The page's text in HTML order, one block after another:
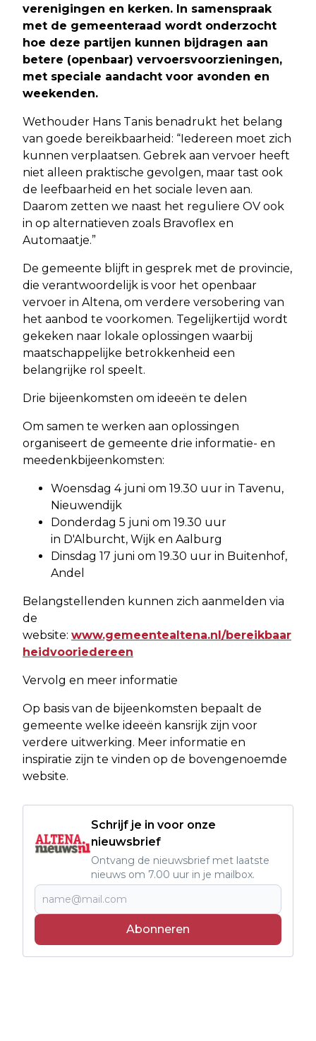
verenigingen en kerken. In samenspraak
met de gemeenteraad wordt onderzocht
hoe deze partijen kunnen bijdragen aan
betere (openbaar) vervoersvoorzieningen,
met speciale aandacht voor avonden en
weekenden.
Wethouder Hans Tanis benadrukt het belang
van goede bereikbaarheid: “Iedereen moet zich
kunnen verplaatsen. Gebrek aan vervoer heeft
niet alleen praktische gevolgen, maar tast ook
de leefbaarheid en het sociale leven aan.
Daarom zetten we naast het reguliere OV ook
in op alternatieven zoals Bravoflex en
Automaatje.”
De gemeente blijft in gesprek met de provincie,
die verantwoordelijk is voor het openbaar
vervoer in Altena, om verdere versobering van
het aanbod te voorkomen. Tegelijkertijd wordt
gekeken naar lokale oplossingen waarbij
maatschappelijke betrokkenheid een
belangrijke rol speelt.
Drie bijeenkomsten om ideeën te delen
Om samen te werken aan oplossingen
organiseert de gemeente drie informatie- en
meedenkbijeenkomsten:
Woensdag 4 juni om 19.30 uur in Tavenu,
Nieuwendijk
Donderdag 5 juni om 19.30 uur
in D'Alburcht, Wijk en Aalburg
Dinsdag 17 juni om 19.30 uur in Buitenhof,
Andel
Belangstellenden kunnen zich aanmelden via
de
website: www.gemeentealtena.nl/bereikbaar
heidvooriedereen
Vervolg en meer informatie
Op basis van de bijeenkomsten bepaalt de
gemeente welke ideeën kansrijk zijn voor
verdere uitwerking. Meer informatie en
inspiratie zijn te vinden op de bovengenoemde
website.
Schrijf je in voor onze
nieuwsbrief
Ontvang de nieuwsbrief met laatste
nieuws om 7.00 uur in je mailbox.
Abonneren